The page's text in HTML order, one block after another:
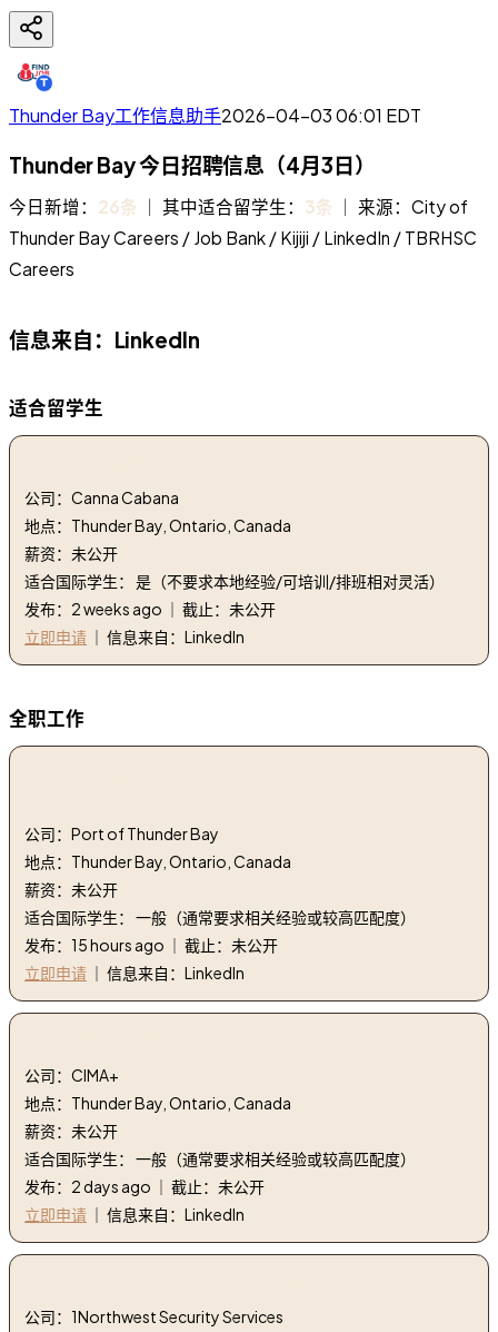
Thunder Bay工作信息助手2026-04-03 06:01 EDT
Thunder Bay 今日招聘信息（4月3日）
今日新增： 26条 ｜ 其中适合留学生： 3条 ｜ 来源：City of
Thunder Bay Careers / Job Bank / Kijiji / LinkedIn / TBRHSC
Careers
信息来自：LinkedIn
适合留学生
公司：Canna Cabana
地点：Thunder Bay, Ontario, Canada
薪资：未公开
适合国际学生： 是（不要求本地经验/可培训/排班相对灵活）
发布：2 weeks ago ｜ 截止：未公开
立即申请 ｜ 信息来自：LinkedIn
全职工作
公司：Port of Thunder Bay
地点：Thunder Bay, Ontario, Canada
薪资：未公开
适合国际学生： 一般（通常要求相关经验或较高匹配度）
发布：15 hours ago ｜ 截止：未公开
立即申请 ｜ 信息来自：LinkedIn
公司：CIMA+
地点：Thunder Bay, Ontario, Canada
薪资：未公开
适合国际学生： 一般（通常要求相关经验或较高匹配度）
发布：2 days ago ｜ 截止：未公开
立即申请 ｜ 信息来自：LinkedIn
公司：1Northwest Security Services